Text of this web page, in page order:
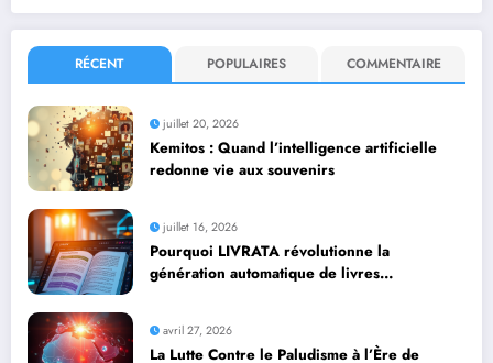
RÉCENT POPULAIRES COMMENTAIRE
juillet 20, 2026
Kemitos : Quand l’intelligence artificielle
redonne vie aux souvenirs
juillet 16, 2026
Pourquoi LIVRATA révolutionne la
génération automatique de livres
avril 27, 2026
La Lutte Contre le Paludisme à l’Ère de